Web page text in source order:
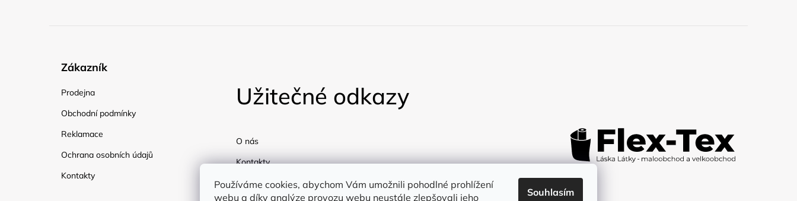
Používáme cookies, abychom Vám umožnili pohodlné prohlížení
webu a díky analýze provozu webu neustále zlepšovali jeho
Souhlasím
Zákazník
Prodejna
Obchodní podmínky
Reklamace
Ochrana osobních údajů
Kontakty
Užitečné odkazy
O nás
Kontakty
Doprava